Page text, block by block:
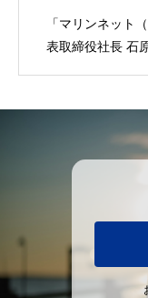
「マリンネット
表取締役社長 石